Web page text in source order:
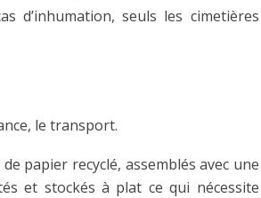
d’inhumation, seuls les cimetières
le transport.
papier recyclé, assemblés avec une
et stockés à plat ce qui nécessite